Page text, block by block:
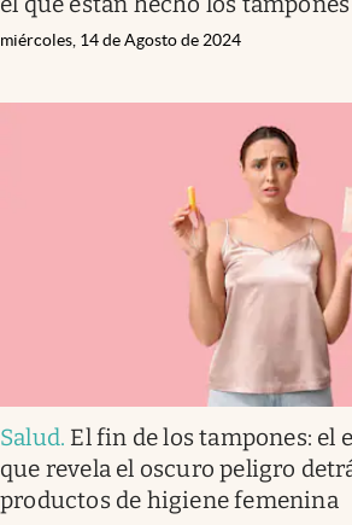
miércoles, 14 de Agosto de 2024
Salud. El fin de los tampones:
que revela el oscuro peligro
productos de higiene femenina